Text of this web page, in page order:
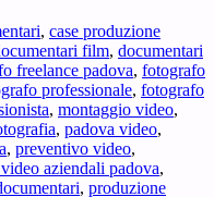
, case produzione
film, documentari
freelance padova, fotografo
professionale, fotografo
, montaggio video,
, padova video,
, preventivo video,
aziendali padova,
, produzione